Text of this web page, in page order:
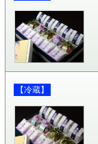
【冷蔵】